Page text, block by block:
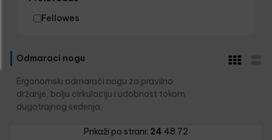
Fellowes
Odmaraci nogu
Ergonomski odmarači nogu za pravilno
držanje, bolju cirkulaciju i udobnost tokom
dugotrajnog sedenja.
Prikaži po strani: 24 48 72